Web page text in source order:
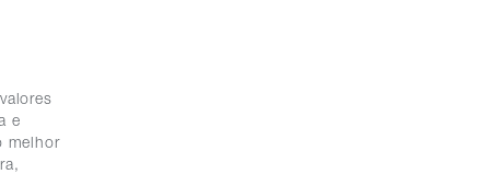
e
melhor